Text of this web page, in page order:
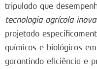
tripulado que
tecnologia agrícola
projetado
químicos e biológicos
garantindo eficiência e